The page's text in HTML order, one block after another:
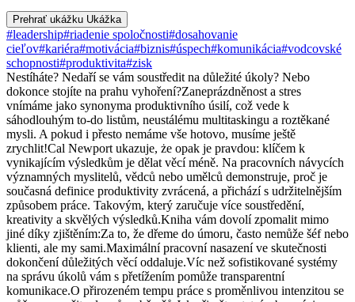
Prehrať ukážku Ukážka
#leadership#riadenie spoločnosti#dosahovanie
cieľov#kariéra#motivácia#biznis#úspech#komunikácia#vodcovské
schopnosti#produktivita#zisk
Nestíháte? Nedaří se vám soustředit na důležité úkoly? Nebo
dokonce stojíte na prahu vyhoření?Zaneprázdněnost a stres
vnímáme jako synonyma produktivního úsilí, což vede k
sáhodlouhým to-do listům, neustálému multitaskingu a roztěkané
mysli. A pokud i přesto nemáme vše hotovo, musíme ještě
zrychlit!Cal Newport ukazuje, że opak je pravdou: klíčem k
vynikajícím výsledkům je dělat věcí méně. Na pracovních návycích
významných myslitelů, vědců nebo umělců demonstruje, proč je
současná definice produktivity zvrácená, a přichází s udržitelnějším
způsobem práce. Takovým, který zaručuje více soustředění,
kreativity a skvělých výsledků.Kniha vám dovolí zpomalit mimo
jiné díky zjištěním:Za to, že dřeme do úmoru, často nemůže šéf nebo
klienti, ale my sami.Maximální pracovní nasazení ve skutečnosti
dokončení důležitých věcí oddaluje.Víc než sofistikované systémy
na správu úkolů vám s přetížením pomůže transparentní
komunikace.O přirozeném tempu práce s proměnlivou intenzitou se